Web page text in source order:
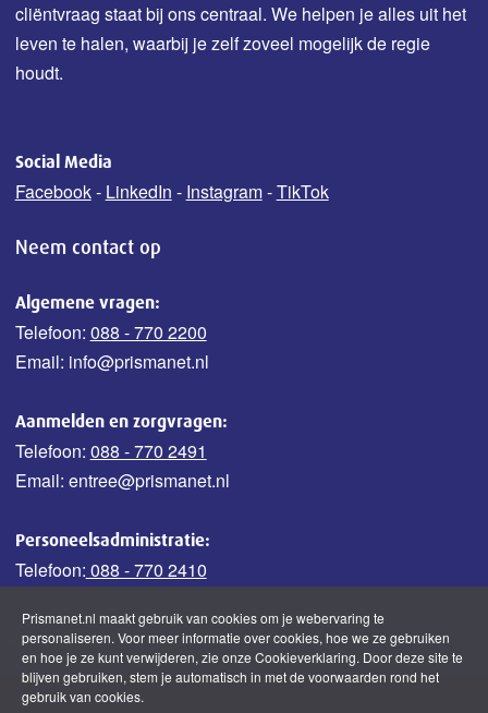
cliëntvraag staat bij ons centraal. We helpen je alles uit het
leven te halen, waarbij je zelf zoveel mogelijk de regie
houdt.
Social Media
Facebook- LinkedIn - Instagram-TikTok
Neem contact op
Algemene vragen:
Telefoon: 088 - 770 2200
Email: info@prismanet.nl
Aanmelden en zorgvragen:
Telefoon: 088 - 770 2491
Email: entree@prismanet.nl
Personeelsadministratie:
Telefoon: 088 - 770 2410
Prismanet.nl maakt gebruik van cookies om je webervaring te
personaliseren. Voor meer informatie over cookies, hoe we ze gebruiken
en hoe je ze kunt verwijderen, zie onze Cookieverklaring. Door deze site te
blijven gebruiken, stem je automatisch in met de voorwaarden rond het
gebruik van cookies.